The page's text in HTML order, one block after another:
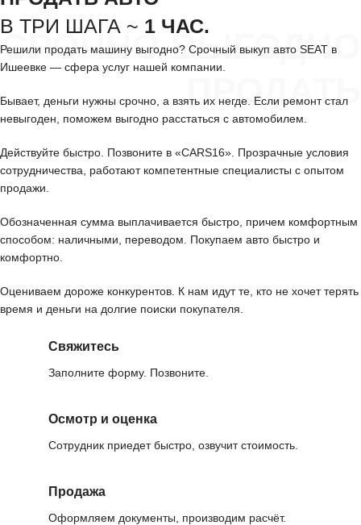
СРОЧНО ВЫГОДНО
ПРОДАТЬ
В ТРИ ШАГА ~ 1 ЧАС.
Решили продать машину выгодно? Срочный выкуп авто SEAT в
Ишеевке — сфера услуг нашей компании.
Бывает, деньги нужны срочно, а взять их негде. Если ремонт стал
невыгоден, поможем выгодно расстаться с автомобилем.
Действуйте быстро. Позвоните в «CARS16». Прозрачные условия
сотрудничества, работают компетентные специалисты с опытом
продажи.
Обозначенная сумма выплачивается быстро, причем комфортным
способом: наличными, переводом. Покупаем авто быстро и
комфортно.
Оцениваем дороже конкурентов. К нам идут те, кто не хочет терять
время и деньги на долгие поиски покупателя.
Свяжитесь
Заполните форму. Позвоните.
Осмотр и оценка
Сотрудник приедет быстро, озвучит стоимость.
Продажа
Оформляем документы, производим расчёт.